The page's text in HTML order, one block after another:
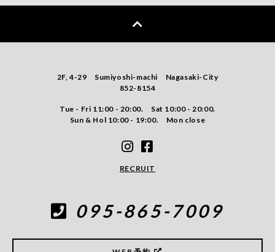
2F, 4-29 Sumiyoshi-machi Nagasaki-City
852-8154
Tue - Fri 11:00 - 20:00. Sat 10:00 - 20:00.
Sun & Hol 10:00 - 19:00. Mon close
RECRUIT
095-865-7009